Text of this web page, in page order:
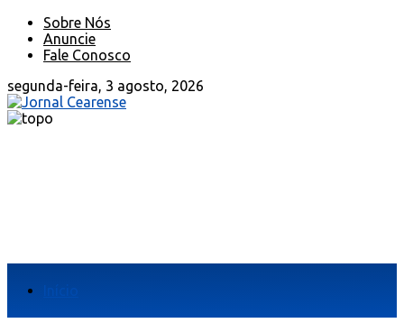
Sobre Nós
Anuncie
Fale Conosco
segunda-feira, 3 agosto, 2026